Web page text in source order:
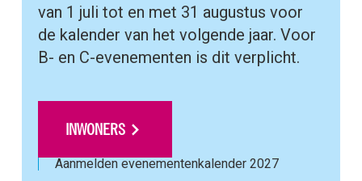
van 1 juli tot en met 31 augustus voor
de kalender van het volgende jaar. Voor
B- en C-evenementen is dit verplicht.
Aanmelden evenementenkalender 2027
INWONERS